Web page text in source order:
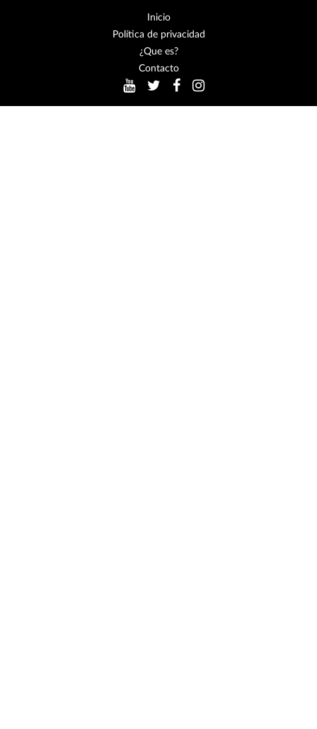
Inicio
Política de privacidad
¿Que es?
Contacto